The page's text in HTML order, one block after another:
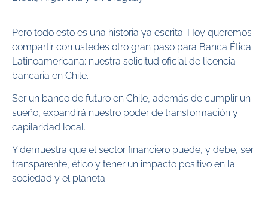
Pero todo esto es una historia ya escrita. Hoy queremos
compartir con ustedes otro gran paso para Banca Ética
Latinoamericana: nuestra solicitud oficial de licencia
bancaria en Chile.
Ser un banco de futuro en Chile, además de cumplir un
sueño, expandirá nuestro poder de transformación y
capilaridad local.
Y demuestra que el sector financiero puede, y debe, ser
transparente, ético y tener un impacto positivo en la
sociedad y el planeta.